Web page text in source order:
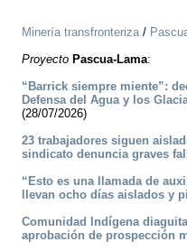
Minería transfronteriza/
Proyecto Pascua-Lama:
“Barrick siempre miente”:
Defensa del Agua y los
(28/07/2026)
23 trabajadores siguen
sindicato denuncia graves
“Esto es una llamada de
llevan ocho días aislados y
Comunidad Indígena
aprobación de prospección